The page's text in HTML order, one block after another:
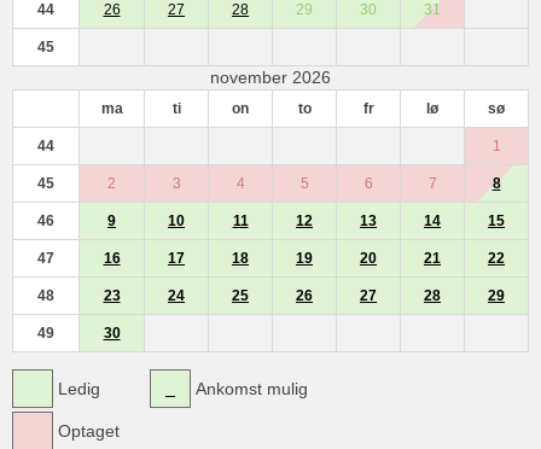
44 26 27 28 29 30 31
45
november 2026
ma ti on to fr lø sø
44 1
45 2 3 4 5 6 7 8
46 9 10 11 12 13 14 15
47 16 17 18 19 20 21 22
48 23 24 25 26 27 28 29
49 30
Ledig
Optaget
Ankomst mulig